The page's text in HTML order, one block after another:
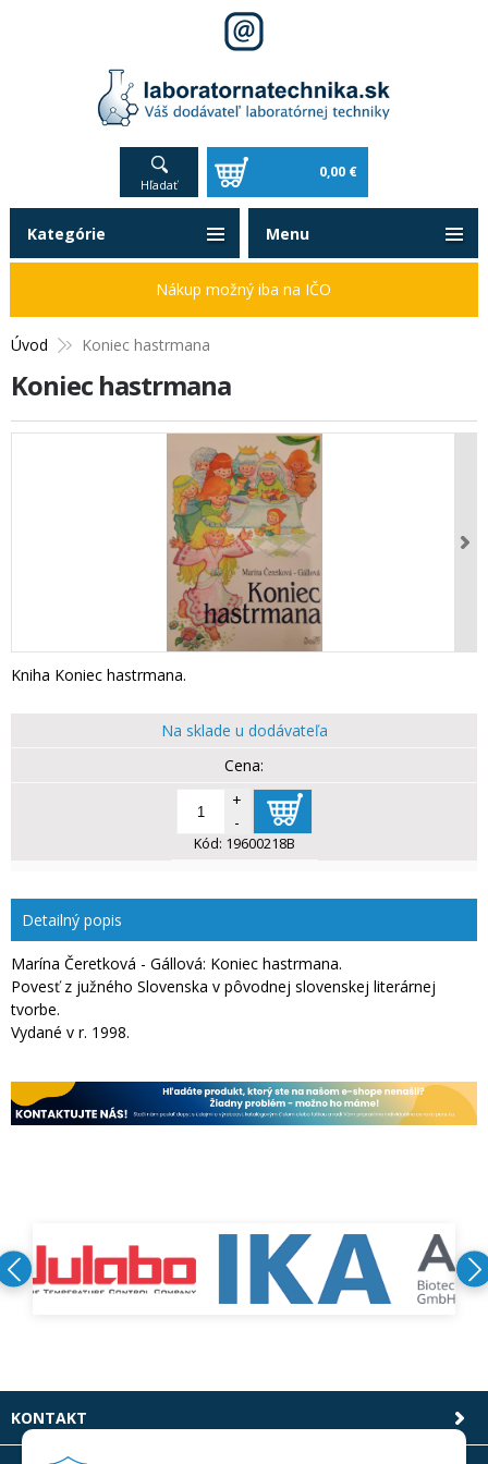
Hľadať
0,00 €
Úvod Koniec hastrmana
Koniec hastrmana
Kniha Koniec hastrmana.
Na sklade u dodávateľa
+
-
Kód: 19600218B
Detailný popis
Marína Čeretková - Gállová: Koniec hastrmana.
Povesť z južného Slovenska v pôvodnej slovenskej literárnej
tvorbe.
Vydané v r. 1998.
Kategórie
Nákup možný iba na IČO
Menu
KONTAKT